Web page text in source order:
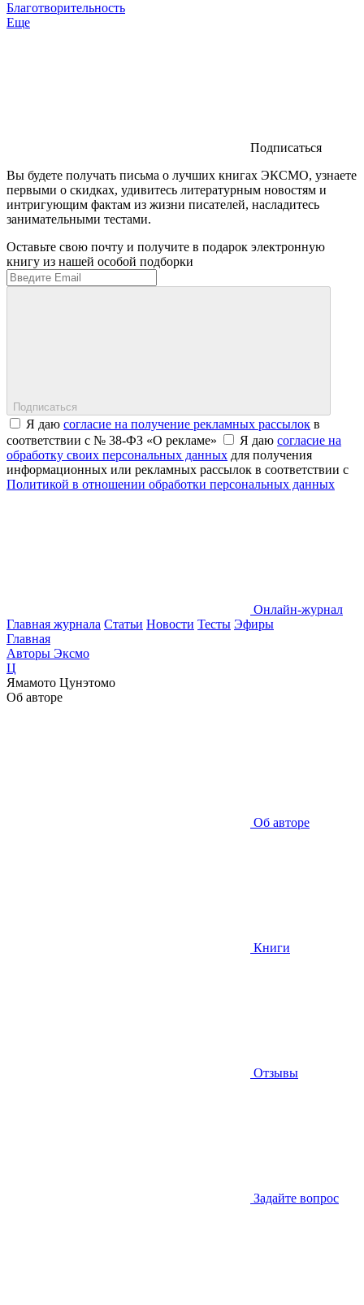
Благотворительность
Еще
Подписаться
Вы будете получать письма о лучших книгах ЭКСМО, узнаете
первыми о скидках, удивитесь литературным новостям и
интригующим фактам из жизни писателей, насладитесь
занимательными тестами.
Оставьте свою почту и получите в подарок электронную
книгу из нашей особой подборки
Подписаться
Я даю согласие на получение рекламных рассылок в
соответствии с № 38-ФЗ «О рекламе»
Я даю согласие на
обработку своих персональных данных для получения
информационных или рекламных рассылок в соответствии с
Политикой в отношении обработки персональных данных
Онлайн-журнал
Главная журнала Статьи Новости Тесты Эфиры
Главная
Авторы Эксмо
Ц
Ямамото Цунэтомо
Об авторе
Об авторе
Книги
Отзывы
Задайте вопрос